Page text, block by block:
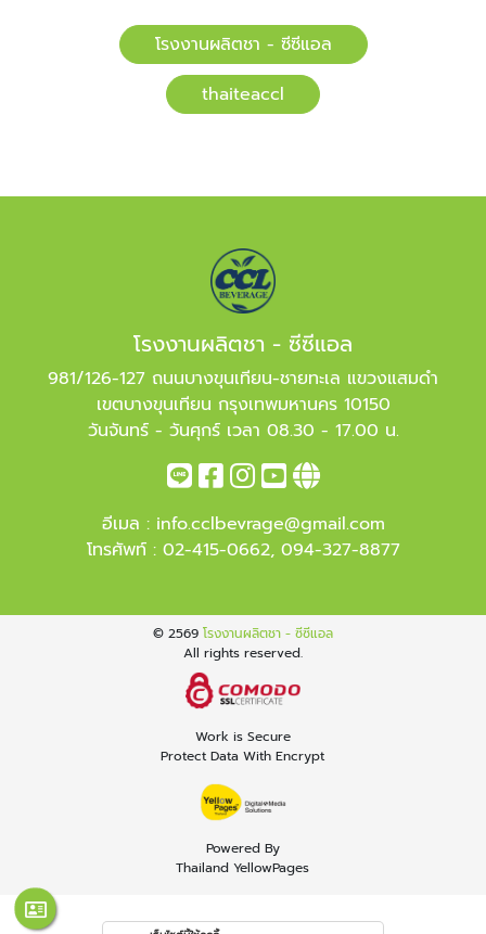
โรงงานผลิตชา - ซีซีแอล
​​thaiteaccl
โรงงานผลิตชา - ซีซีแอล
981/126-127 ถนนบางขุนเทียน-ชายทะเล แขวงแสมดำ
เขตบางขุนเทียน กรุงเทพมหานคร 10150
วันจันทร์ - วันศุกร์ เวลา 08.30 - 17.00 น.
อีเมล : info.cclbevrage@gmail.com
โทรศัพท์ : 02-415-0662, 094-327-8877
© 2569 โรงงานผลิตชา - ซีซีแอล
All rights reserved.
Work is Secure
Protect Data With Encrypt
Powered By
Thailand YellowPages